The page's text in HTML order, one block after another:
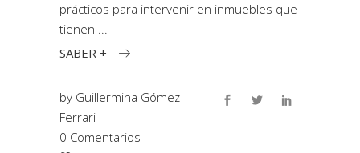
prácticos para intervenir en inmuebles que
tienen
SABER +
by Guillermina Gómez
Ferrari
0 Comentarios